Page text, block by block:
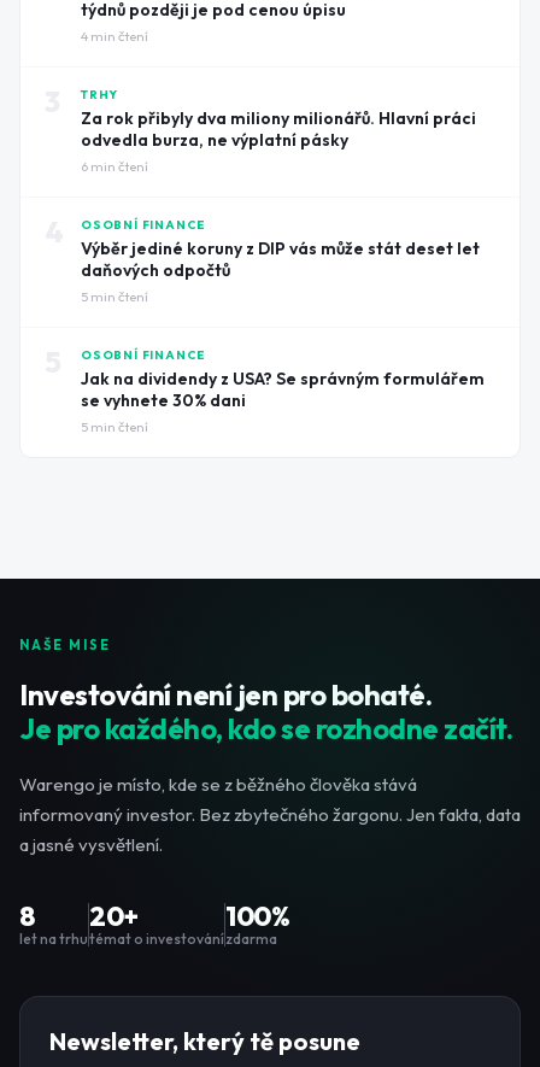
týdnů později je pod cenou úpisu
4 min čtení
TRHY
Za rok přibyly dva miliony milionářů. Hlavní práci
odvedla burza, ne výplatní pásky
6 min čtení
OSOBNÍ FINANCE
Výběr jediné koruny z DIP vás může stát deset let
daňových odpočtů
5 min čtení
OSOBNÍ FINANCE
Jak na dividendy z USA? Se správným formulářem
se vyhnete 30% dani
5 min čtení
NAŠE MISE
Investování není jen pro bohaté.
Je pro každého, kdo se rozhodne začít.
Warengo je místo, kde se z běžného člověka stává
informovaný investor. Bez zbytečného žargonu. Jen fakta, data
a jasné vysvětlení.
8
let na trhu
20+
témat o investování
100%
zdarma
Newsletter, který tě posune